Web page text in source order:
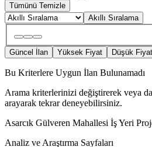
Tümünü Temizle
Akıllı Sıralama
Güncel İlan Yüksek Fiyat Düşük Fiyat
Bu Kriterlere Uygun İlan Bulunamadı
Arama kriterlerinizi değiştirerek veya
arayarak tekrar deneyebilirsiniz.
Asarcık Gülveren Mahallesi İş Yeri
Analiz ve Araştırma Sayfaları